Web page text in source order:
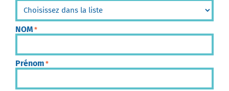
NOM *
Prénom *